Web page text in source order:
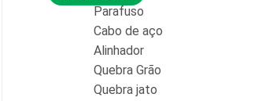
Parafuso
Cabo de aço
Alinhador
Quebra Grão
Quebra jato